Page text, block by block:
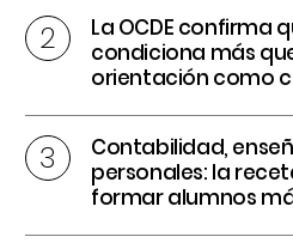
La OCDE confirma
condiciona más
orientación como
Contabilidad,
personales: la
formar alumnos